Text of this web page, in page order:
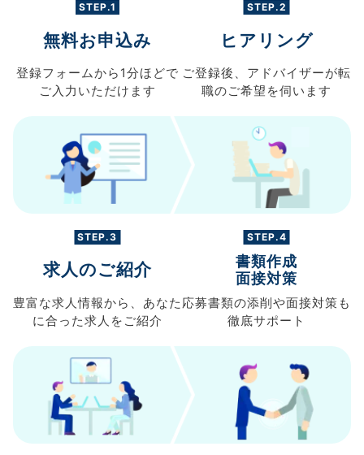
STEP.1
無料お申込み
登録フォームから 1分ほどで
ご入力 いただけます
STEP.2
ヒアリング
ご登録後、 アドバイザーが転
職のご希望を伺います
STEP.3
求人のご紹介
豊富な求人情報から、 あなた
に合った求人を ご紹介
STEP.4
書類作成
面接対策
応募書類の添削や面接対策も
徹底サポート